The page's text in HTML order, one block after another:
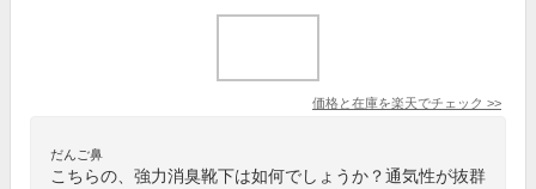
価格と在庫を楽天でチェック >>
だんご鼻
こちらの、強力消臭靴下は如何でしょうか？通気性が抜群